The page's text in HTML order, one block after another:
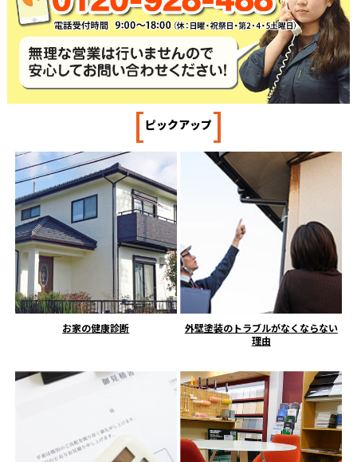
[ピックアップ]
お家の健康診断
外壁塗装のトラブルがなくならない
理由